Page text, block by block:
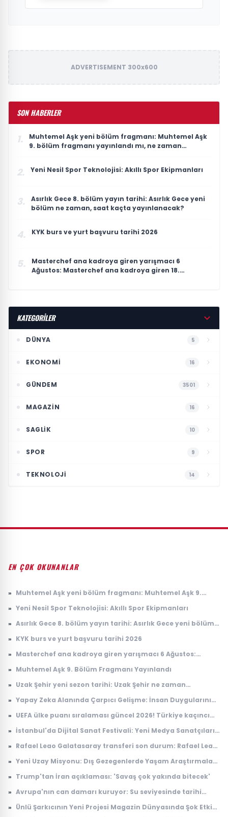
ADVERTISEMENT 300x600
SON HABERLER
1.
Muhtemel Aşk yeni bölüm fragmanı: Muhtemel Aşk
9. bölüm fragmanı yayınlandı mı, ne zaman
2. Yeni Nesil Spor Teknolojisi: Akıllı Spor Ekipmanları
3.
Asırlık Gece 8. bölüm yayın tarihi: Asırlık Gece yeni
bölüm ne zaman, saat kaçta yayınlanacak?
4. KYK burs ve yurt başvuru tarihi 2026
5.
Masterchef ana kadroya giren yarışmacı 6
Ağustos: Masterchef ana kadroya giren 18.
KATEGORİLER
DÜNYA 5
EKONOMI 16
GÜNDEM 3501
MAGAZIN 16
SAGLIK 10
SPOR 9
TEKNOLOJI 14
EN ÇOK OKUNANLAR
» Muhtemel Aşk yeni bölüm fragmanı: Muhtemel Aşk 9.
» Yeni Nesil Spor Teknolojisi: Akıllı Spor Ekipmanları
» Asırlık Gece 8. bölüm yayın tarihi: Asırlık Gece yeni bölüm
» KYK burs ve yurt başvuru tarihi 2026
» Masterchef ana kadroya giren yarışmacı 6 Ağustos:
» Muhtemel Aşk 9. Bölüm Fragmanı Yayınlandı
» Uzak Şehir yeni sezon tarihi: Uzak Şehir ne zaman
» Yapay Zeka Alanında Çarpıcı Gelişme: İnsan Duygularını
» UEFA ülke puanı sıralaması güncel 2026! Türkiye kaçıncı
» İstanbul'da Dijital Sanat Festivali: Yeni Medya Sanatçıları
» Rafael Leao Galatasaray transferi son durum: Rafael Leao
» Yeni Uzay Misyonu: Dış Gezegenlerde Yaşam Araştırmaları
» Trump'tan İran açıklaması: 'Savaş çok yakında bitecek'
» Avrupa'nın can damarı kuruyor: Su seviyesinde tarihi
» Ünlü Şarkıcının Yeni Projesi Magazin Dünyasında Şok Etkisi